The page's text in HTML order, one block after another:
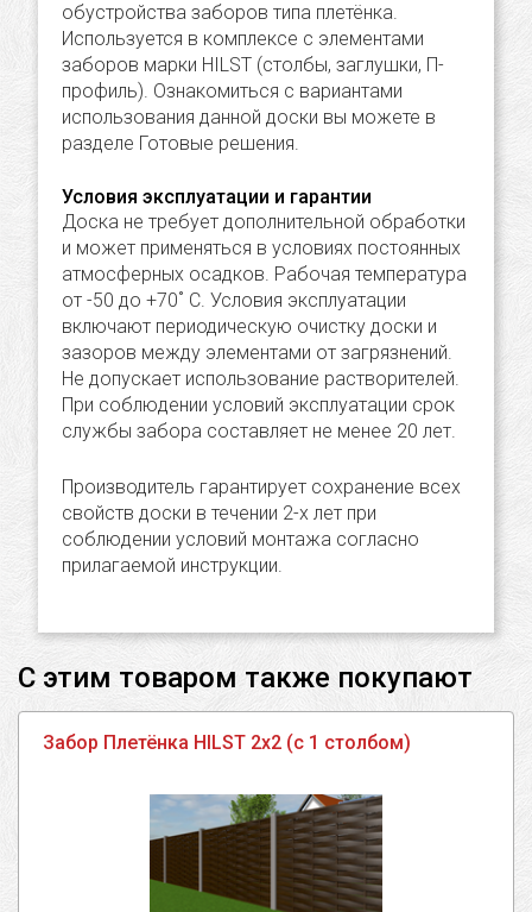
обустройства заборов типа плетёнка.
Используется в комплексе с элементами
заборов марки HILST (столбы, заглушки, П-
профиль). Ознакомиться с вариантами
использования данной доски вы можете в
разделе Готовые решения.
Условия эксплуатации и гарантии
Доска не требует дополнительной обработки
и может применяться в условиях постоянных
атмосферных осадков. Рабочая температура
от -50 до +70˚ C. Условия эксплуатации
включают периодическую очистку доски и
зазоров между элементами от загрязнений.
Не допускает использование растворителей.
При соблюдении условий эксплуатации срок
службы забора составляет не менее 20 лет.
Производитель гарантирует сохранение всех
свойств доски в течении 2-х лет при
соблюдении условий монтажа согласно
прилагаемой инструкции.
С этим товаром также покупают
Забор Плетёнка HILST 2х2 (с 1 столбом)